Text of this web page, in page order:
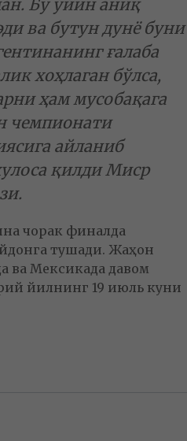
Бу ўйин аниқ
ва бутун дунё буни
ғалаба
хоҳлаган бўлса,
ҳам мусобақага
чемпионати
айланиб
қилди Миср
чорак финалда
тушади. Жаҳон
ва Мексикада давом
йилнинг 19 июль куни